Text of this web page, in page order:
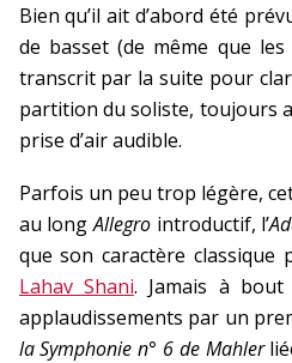
Bien qu’il ait d’abord été
de basset (de même que
transcrit par la suite pour
partition du soliste, toujours
prise d’air audible.
Parfois un peu trop légère,
au longAllegro introductif, l’
que son caractère classique
Lahav Shani. Jamais à bout
applaudissements par un
la Symphonie n° 6 de Mahler